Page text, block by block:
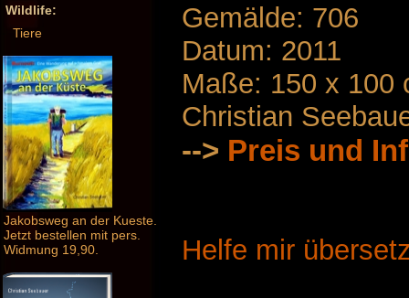
Wildlife:
Tiere
Jakobsweg an der Kueste.
Jetzt bestellen mit pers.
Widmung 19,90.
Gemälde: 706
Datum: 2011
Maße: 150 x 100
Christian
--> Preis und
Helfe mir